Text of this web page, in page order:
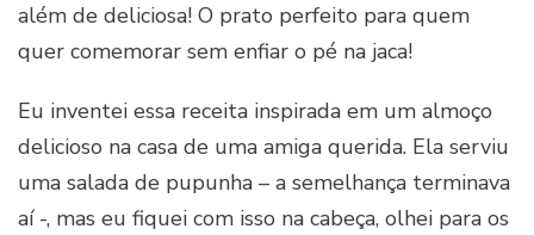
além de deliciosa! O prato perfeito para quem
quer comemorar sem enfiar o pé na jaca!
Eu inventei essa receita inspirada em um almoço
delicioso na casa de uma amiga querida. Ela serviu
uma salada de pupunha – a semelhança terminava
aí -, mas eu fiquei com isso na cabeça, olhei para os